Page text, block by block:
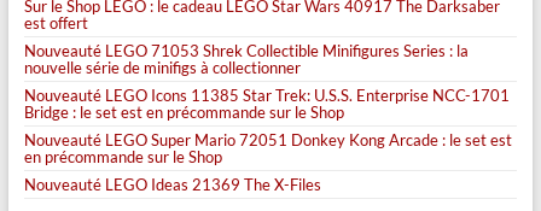
Sur le Shop LEGO : le cadeau LEGO Star Wars 40917 The Darksaber
est offert
Nouveauté LEGO 71053 Shrek Collectible Minifigures Series : la
nouvelle série de minifigs à collectionner
Nouveauté LEGO Icons 11385 Star Trek: U.S.S. Enterprise NCC-1701
Bridge : le set est en précommande sur le Shop
Nouveauté LEGO Super Mario 72051 Donkey Kong Arcade : le set est
en précommande sur le Shop
Nouveauté LEGO Ideas 21369 The X-Files